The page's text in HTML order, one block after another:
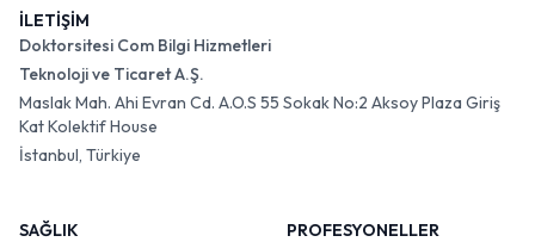
İLETİŞİM
Doktorsitesi Com Bilgi Hizmetleri
Teknoloji ve Ticaret A.Ş.
Maslak Mah. Ahi Evran Cd. A.O.S 55 Sokak No:2 Aksoy Plaza Giriş
Kat Kolektif House
İstanbul, Türkiye
SAĞLIK
PROFESYONELLER